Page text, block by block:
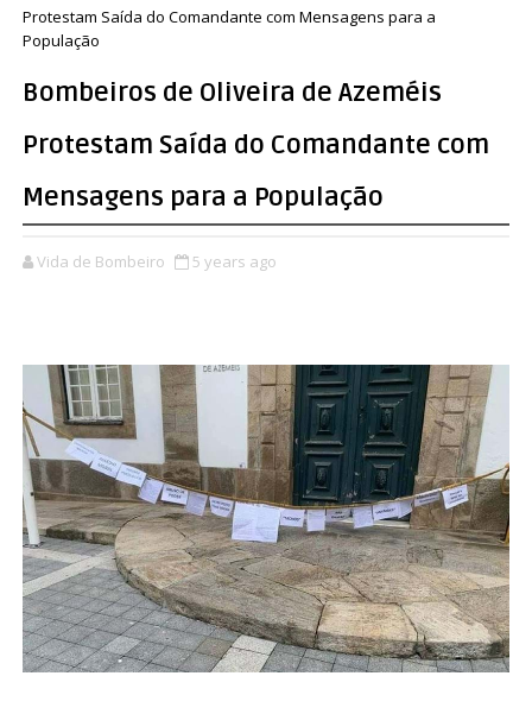
Protestam Saída do Comandante com Mensagens para a
População
Bombeiros de Oliveira de Azeméis
Protestam Saída do Comandante com
Mensagens para a População
Vida de Bombeiro 5 years ago